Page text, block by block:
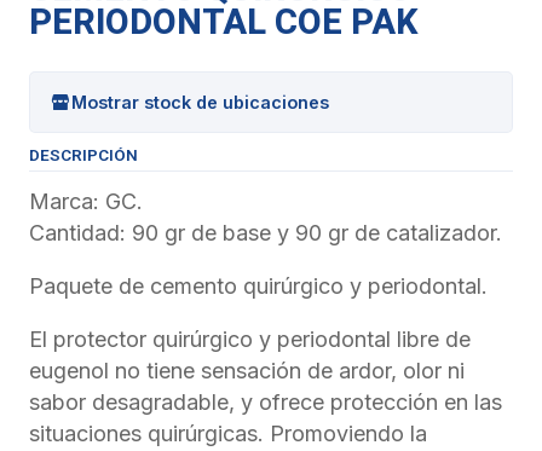
PERIODONTAL COE PAK
Mostrar stock de ubicaciones
DESCRIPCIÓN
Marca: GC.
Cantidad: 90 gr de base y 90 gr de catalizador.
Paquete de cemento quirúrgico y periodontal.
El protector quirúrgico y periodontal libre de
eugenol no tiene sensación de ardor, olor ni
sabor desagradable, y ofrece protección en las
situaciones quirúrgicas. Promoviendo la